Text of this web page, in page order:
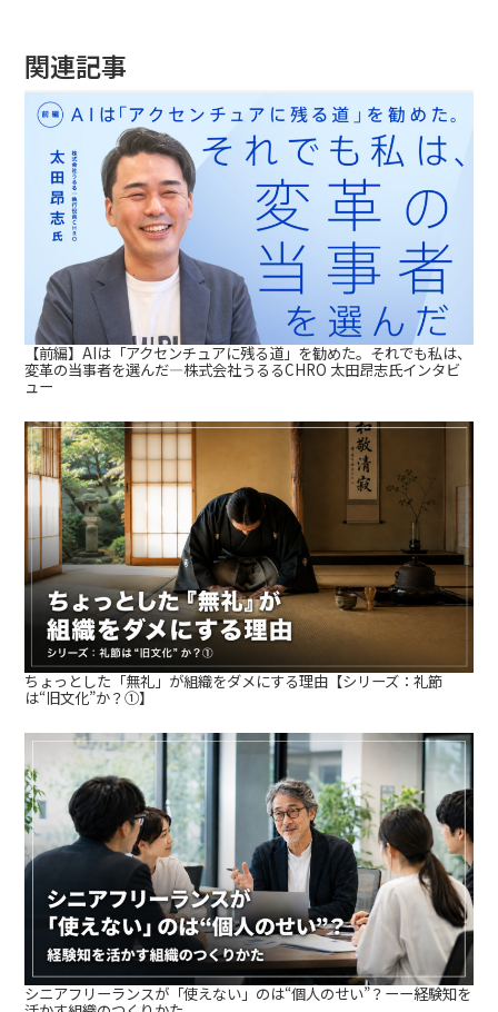
関連記事
【前編】AIは「アクセンチュアに残る道」を勧めた。それでも私は、
変革の当事者を選んだ—株式会社うるるCHRO 太田昂志氏インタビ
ュー
ちょっとした「無礼」が組織をダメにする理由【シリーズ：礼節
は“旧文化”か？①】
シニアフリーランスが「使えない」のは“個人のせい”？ーー経験知を